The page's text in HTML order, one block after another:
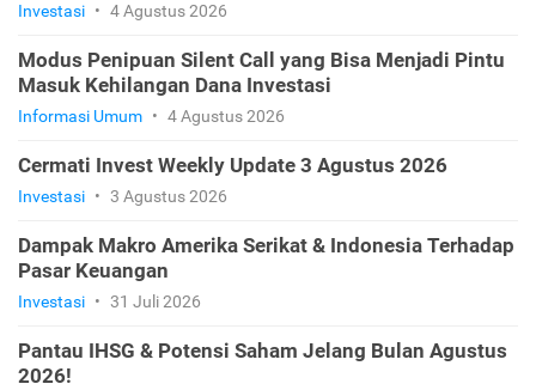
Investasi • 4 Agustus 2026
Modus Penipuan Silent Call yang Bisa Menjadi Pintu
Masuk Kehilangan Dana Investasi
Informasi Umum • 4 Agustus 2026
Cermati Invest Weekly Update 3 Agustus 2026
Investasi • 3 Agustus 2026
Dampak Makro Amerika Serikat & Indonesia Terhadap
Pasar Keuangan
Investasi • 31 Juli 2026
Pantau IHSG & Potensi Saham Jelang Bulan Agustus
2026!